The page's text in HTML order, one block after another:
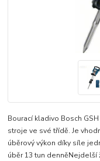
Bourací kladivo Bosch
stroje ve své třídě. Je
úběrový výkon díky síle
úběr 13 tun